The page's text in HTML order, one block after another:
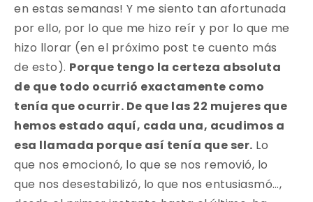
en estas semanas! Y me siento tan afortunada
por ello, por lo que me hizo reír y por lo que me
hizo llorar (en el próximo post te cuento más
de esto). Porque tengo la certeza absoluta
de que todo ocurrió exactamente como
tenía que ocurrir. De que las 22 mujeres que
hemos estado aquí, cada una, acudimos a
esa llamada porque así tenía que ser. Lo
que nos emocionó, lo que se nos removió, lo
que nos desestabilizó, lo que nos entusiasmó…,